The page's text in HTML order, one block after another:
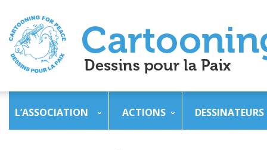
L’ASSOCIATION ACTIONS DESSINATEURS